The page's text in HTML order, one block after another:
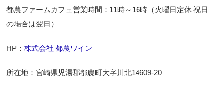
都農ファームカフェ営業時間：11時～16時（火曜日定休 祝日
の場合は翌日）
HP： 株式会社 都農ワイン
所在地：宮崎県児湯郡都農町大字川北14609-20